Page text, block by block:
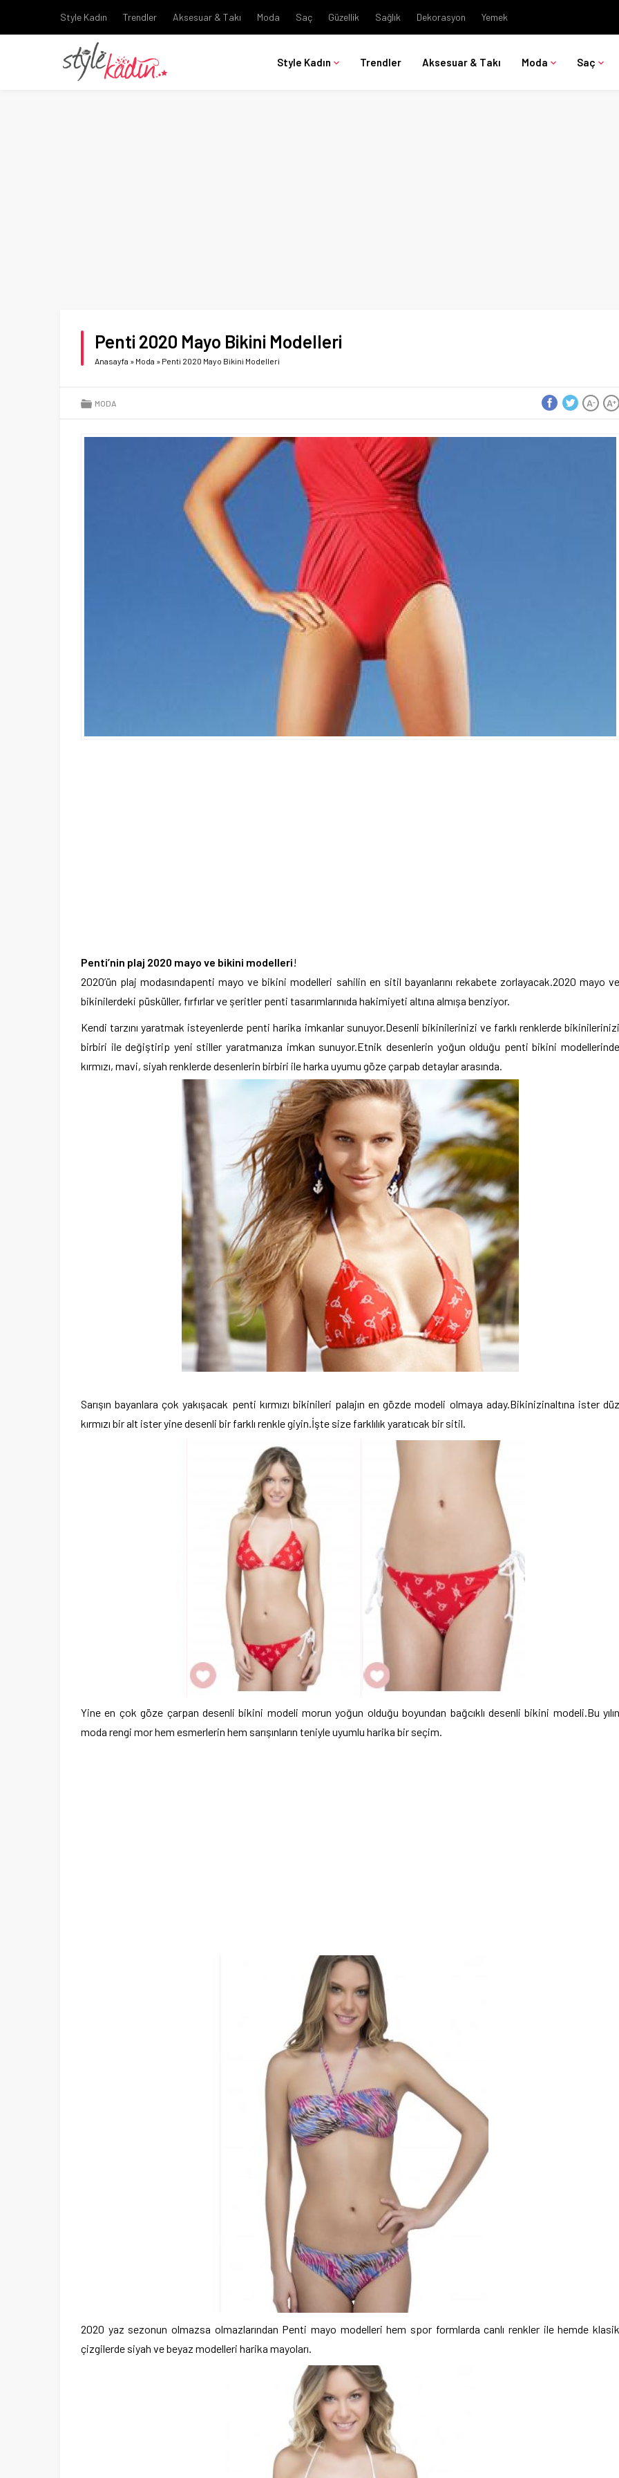
Style Kadın Trendler Aksesuar & Takı Moda Saç Güzellik Sağlık Dekorasyon Yemek
Style Kadın Trendler Aksesuar & Takı Moda Saç
Penti 2020 Mayo Bikini Modelleri
Anasayfa » Moda » Penti 2020 Mayo Bikini Modelleri
MODA A+
A-
Penti’nin plaj 2020 mayo ve bikini modelleri!
2020’ün plaj modasındapenti mayo ve bikini modelleri sahilin en sitil bayanlarını rekabete zorlayacak.2020 mayo ve
bikinilerdeki püsküller, fırfırlar ve şeritler penti tasarımlarınıda hakimiyeti altına almışa benziyor.
Kendi tarzını yaratmak isteyenlerde penti harika imkanlar sunuyor.Desenli bikinilerinizi ve farklı renklerde bikinilerinizi
birbiri ile değiştirip yeni stiller yaratmanıza imkan sunuyor.Etnik desenlerin yoğun olduğu penti bikini modellerinde
kırmızı, mavi, siyah renklerde desenlerin birbiri ile harka uyumu göze çarpab detaylar arasında.
Sarışın bayanlara çok yakışacak penti kırmızı bikinileri palajın en gözde modeli olmaya aday.Bikinizinaltına ister düz
kırmızı bir alt ister yine desenli bir farklı renkle giyin.İşte size farklılık yaratıcak bir sitil.
Yine en çok göze çarpan desenli bikini modeli morun yoğun olduğu boyundan bağcıklı desenli bikini modeli.Bu yılın
moda rengi mor hem esmerlerin hem sarışınların teniyle uyumlu harika bir seçim.
2020 yaz sezonun olmazsa olmazlarından Penti mayo modelleri hem spor formlarda canlı renkler ile hemde klasik
çizgilerde siyah ve beyaz modelleri harika mayoları.